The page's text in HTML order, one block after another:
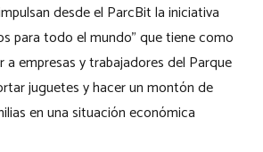
desde el ParcBit la iniciativa
para todo el mundo” que tiene como
a empresas y trabajadores del Parque
juguetes y hacer un montón de
en una situación económica